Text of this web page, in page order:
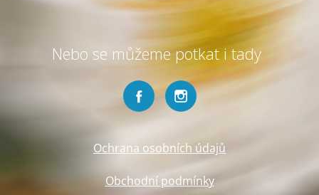
Nebo se můžeme potkat i tady
Ochrana osobních údajů
Obchodní podmínky